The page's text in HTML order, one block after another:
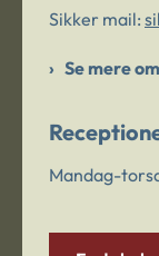
Sikker mail:
Se mere
Mandag-